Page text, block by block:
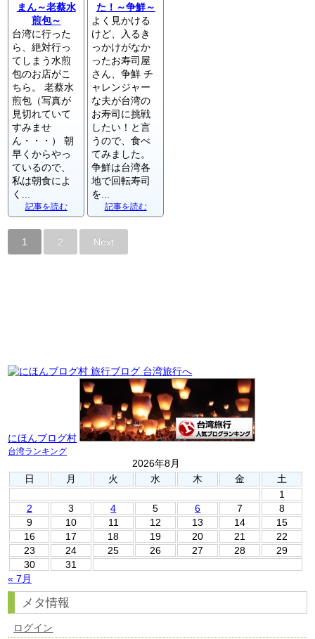
まん～老蔡水
煎包～
台湾に行った
ら、絶対行っ
てしまう水煎
包のお店がこ
ちら。 老蔡水
煎包（写真が
見切れていて
すみませ
ん・・・） 朝
早くからやっ
ているので、
私は朝食によ
く...
記事を読む
た！～争鮮～
よく見かける
けど、入るき
っかけがなか
ったお寿司屋
さん、争鮮 チ
ャレンジャー
な夫が台湾の
お寿司に挑戦
したい！と言
うので、食べ
てみました。
争鮮は台湾各
地で回転寿司
を...
記事を読む
1 2 Next
にほんブログ村
台湾ランキング
2026年8月
日
月 火 水 木 金
土
1
2
3 4 5 6 7
8
9
10 11 12 13 14
15
16
17 18 19 20 21
22
23
24 25 26 27 28
29
30
31
« 7月
メタ情報
ログイン